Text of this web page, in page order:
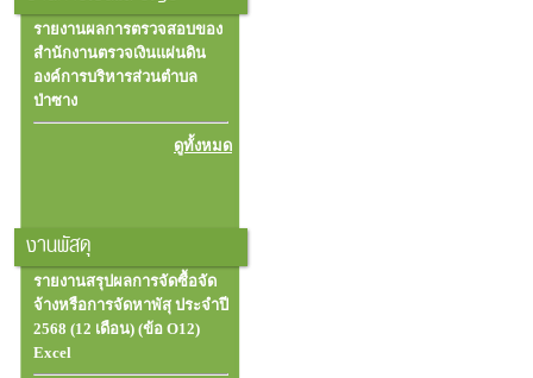
รายงานผลการตรวจสอบของ
สำนักงานตรวจเงินแผ่นดิน
องค์การบริหารส่วนตำบล
ป่าซาง
ดูทั้งหมด
งานพัสดุ
รายงานสรุปผลการจัดซื้อจัด
จ้างหรือการจัดหาพัสุ ประจำปี
2568 (12 เดือน) (ข้อ O12)
Excel